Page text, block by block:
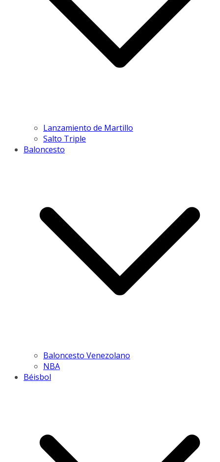
Lanzamiento de Martillo
Salto Triple
Baloncesto
Baloncesto Venezolano
NBA
Béisbol